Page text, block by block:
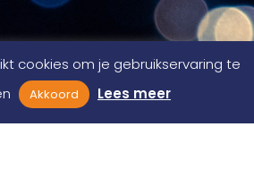
cookies om je gebruikservaring te
Akkoord Lees meer